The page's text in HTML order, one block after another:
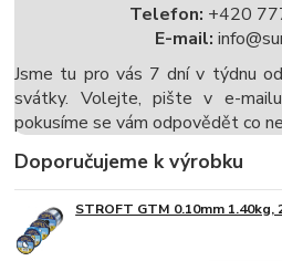
Telefon: +420
E-mail:
Jsme tu pro vás 7 dní v týdnu
svátky. Volejte, pište v e-
pokusíme se vám odpovědět co
Doporučujeme k výrobku
STROFT GTM 0.10mm 1.40kg,